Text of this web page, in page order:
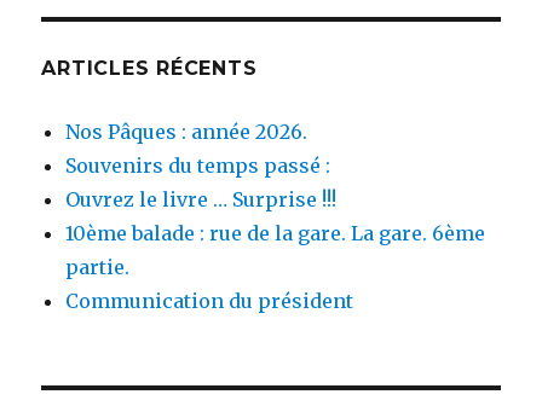
ARTICLES RÉCENTS
Nos Pâques : année 2026.
Souvenirs du temps passé :
Ouvrez le livre … Surprise !!!
10ème balade : rue de la gare. La gare. 6ème
partie.
Communication du président